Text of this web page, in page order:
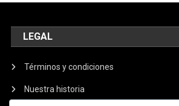
LEGAL
Términos y condiciones
Nuestra historia